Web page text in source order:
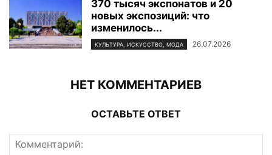
370 тысяч экспонатов и 20
новых экспозиций: что
изменилось...
КУЛЬТУРА, ИСКУССТВО, МОДА 26.07.2026
НЕТ КОММЕНТАРИЕВ
ОСТАВЬТЕ ОТВЕТ